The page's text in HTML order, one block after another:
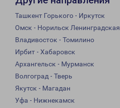
Ташкент Горького - Иркутск
Омск - Норильск Ленинградская
Владивосток - Томилино
Ирбит - Хабаровск
Архангельск - Мурманск
Волгоград - Тверь
Якутск - Магадан
Уфа - Нижнекамск